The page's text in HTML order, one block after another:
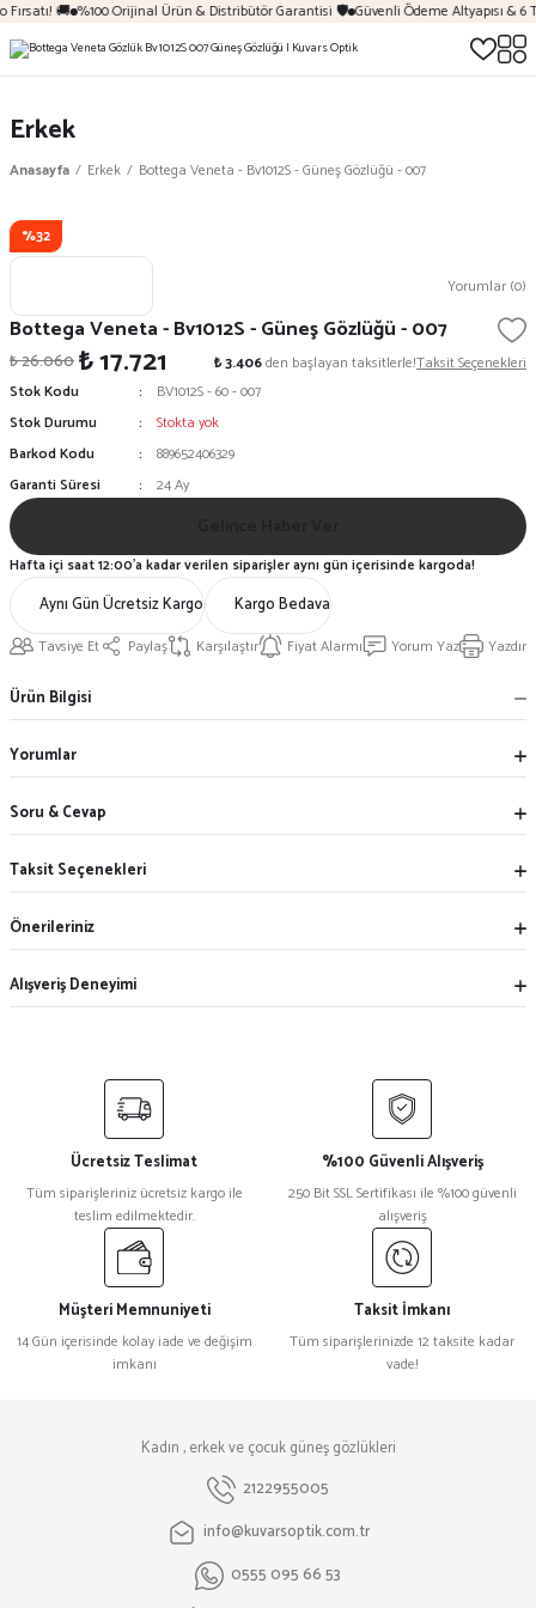
🚚 %100 Orijinal Ürün & Distribütör Garantisi 🛡️ Güvenli Ödeme Altyapısı & 6
Erkek
Anasayfa Erkek Bottega Veneta - Bv1012S - Güneş Gözlüğü - 007
%32
Yorumlar (0)
Bottega Veneta - Bv1012S - Güneş Gözlüğü - 007
₺ 26.060₺ 17.721 ₺ 3.406den başlayan taksitlerle!Taksit Seçenekleri
Stok Kodu
BV1012S - 60 - 007
Stok Durumu
Stokta yok
Barkod Kodu
889652406329
Garanti Süresi
24 Ay
Aynı Gün Ücretsiz Kargo Kargo Bedava
Tavsiye Et Paylaş Karşılaştır Fiyat Alarmı Yorum Yaz Yazdır
Hafta içi saat 12:00'a kadar verilen siparişler aynı gün içerisinde kargoda!
Ürün Bilgisi
Yorumlar
Soru & Cevap
Taksit Seçenekleri
Önerileriniz
Alışveriş Deneyimi
Ücretsiz Teslimat
Tüm siparişleriniz ücretsiz kargo ile
teslim edilmektedir.
%100 Güvenli Alışveriş
250 Bit SSL Sertifikası ile %100 güvenli
alışveriş
Müşteri Memnuniyeti
14 Gün içerisinde kolay iade ve değişim
imkanı
Taksit İmkanı
Tüm siparişlerinizde 12 taksite kadar
vade!
Kadın , erkek ve çocuk güneş gözlükleri
2122955005
info@kuvarsoptik.com.tr
0555 095 66 53